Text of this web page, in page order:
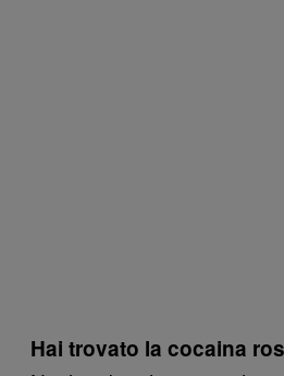
Hai trovato la cocaina